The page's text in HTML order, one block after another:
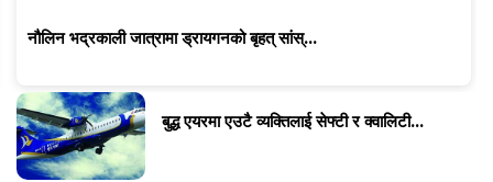
नौलिन भद्रकाली जात्रामा ड्रायगनको बृहत् सांस्...
बुद्ध एयरमा एउटै व्यक्तिलाई सेफ्टी र क्वालिटी...